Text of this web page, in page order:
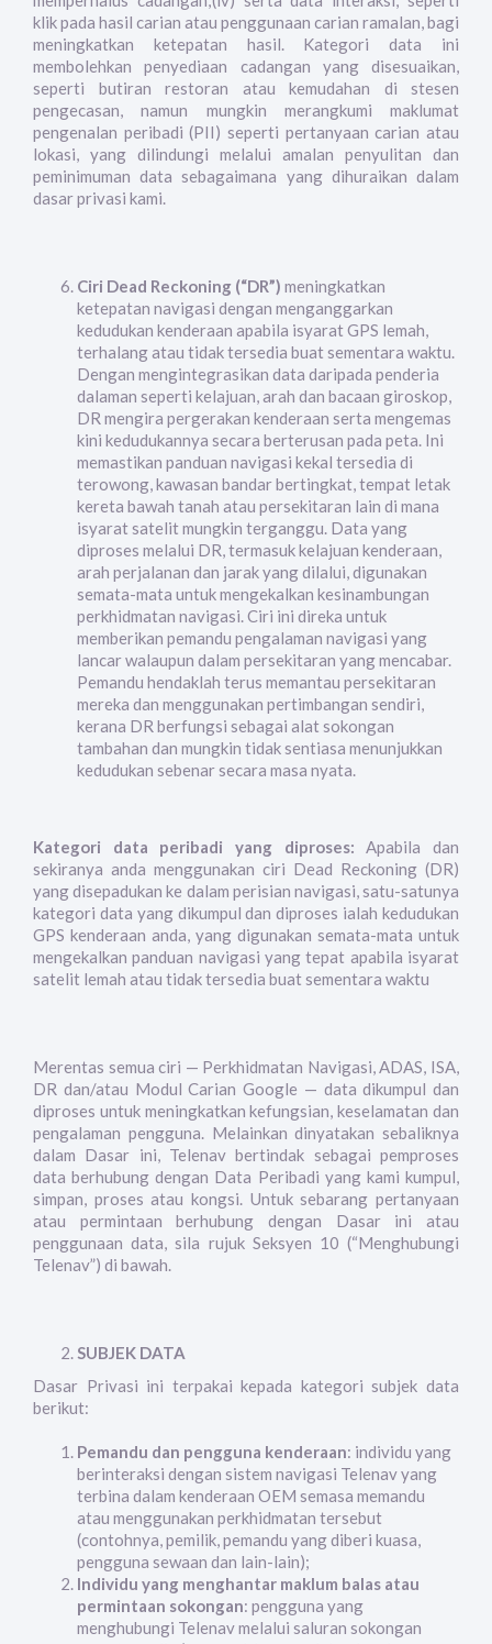
klik pada hasil carian atau penggunaan carian ramalan, bagi
meningkatkan ketepatan hasil. Kategori data ini
membolehkan penyediaan cadangan yang disesuaikan,
seperti butiran restoran atau kemudahan di stesen
pengecasan, namun mungkin merangkumi maklumat
pengenalan peribadi (PII) seperti pertanyaan carian atau
lokasi, yang dilindungi melalui amalan penyulitan dan
peminimuman data sebagaimana yang dihuraikan dalam
dasar privasi kami.
Ciri Dead Reckoning (“DR”) meningkatkan
ketepatan navigasi dengan menganggarkan
kedudukan kenderaan apabila isyarat GPS lemah,
terhalang atau tidak tersedia buat sementara waktu.
Dengan mengintegrasikan data daripada penderia
dalaman seperti kelajuan, arah dan bacaan giroskop,
DR mengira pergerakan kenderaan serta mengemas
kini kedudukannya secara berterusan pada peta. Ini
memastikan panduan navigasi kekal tersedia di
terowong, kawasan bandar bertingkat, tempat letak
kereta bawah tanah atau persekitaran lain di mana
isyarat satelit mungkin terganggu. Data yang
diproses melalui DR, termasuk kelajuan kenderaan,
arah perjalanan dan jarak yang dilalui, digunakan
semata-mata untuk mengekalkan kesinambungan
perkhidmatan navigasi. Ciri ini direka untuk
memberikan pemandu pengalaman navigasi yang
lancar walaupun dalam persekitaran yang mencabar.
Pemandu hendaklah terus memantau persekitaran
mereka dan menggunakan pertimbangan sendiri,
kerana DR berfungsi sebagai alat sokongan
tambahan dan mungkin tidak sentiasa menunjukkan
kedudukan sebenar secara masa nyata.
Kategori data peribadi yang diproses:Apabila dan
sekiranya anda menggunakan ciri Dead Reckoning (DR)
yang disepadukan ke dalam perisian navigasi, satu-satunya
kategori data yang dikumpul dan diproses ialah kedudukan
GPS kenderaan anda, yang digunakan semata-mata untuk
mengekalkan panduan navigasi yang tepat apabila isyarat
satelit lemah atau tidak tersedia buat sementara waktu
Merentas semua ciri — Perkhidmatan Navigasi, ADAS, ISA,
DR dan/atau Modul Carian Google — data dikumpul dan
diproses untuk meningkatkan kefungsian, keselamatan dan
pengalaman pengguna. Melainkan dinyatakan sebaliknya
dalam Dasar ini, Telenav bertindak sebagai pemproses
data berhubung dengan Data Peribadi yang kami kumpul,
simpan, proses atau kongsi. Untuk sebarang pertanyaan
atau permintaan berhubung dengan Dasar ini atau
penggunaan data, sila rujuk Seksyen 10 (“Menghubungi
Telenav”) di bawah.
SUBJEK DATA
Dasar Privasi ini terpakai kepada kategori subjek data
berikut:
Pemandu dan pengguna kenderaan: individu yang
berinteraksi dengan sistem navigasi Telenav yang
terbina dalam kenderaan OEM semasa memandu
atau menggunakan perkhidmatan tersebut
(contohnya, pemilik, pemandu yang diberi kuasa,
pengguna sewaan dan lain-lain);
Individu yang menghantar maklum balas atau
permintaan sokongan: pengguna yang
menghubungi Telenav melalui saluran sokongan